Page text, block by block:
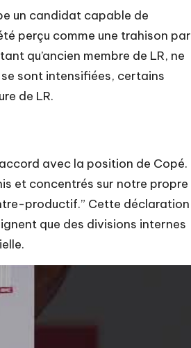
un candidat capable de
perçu comme une trahison par
qu’ancien membre de LR, ne
sont intensifiées, certains
de LR.
avec la position de Copé.
et concentrés sur notre propre
productif.” Cette déclaration
que des divisions internes